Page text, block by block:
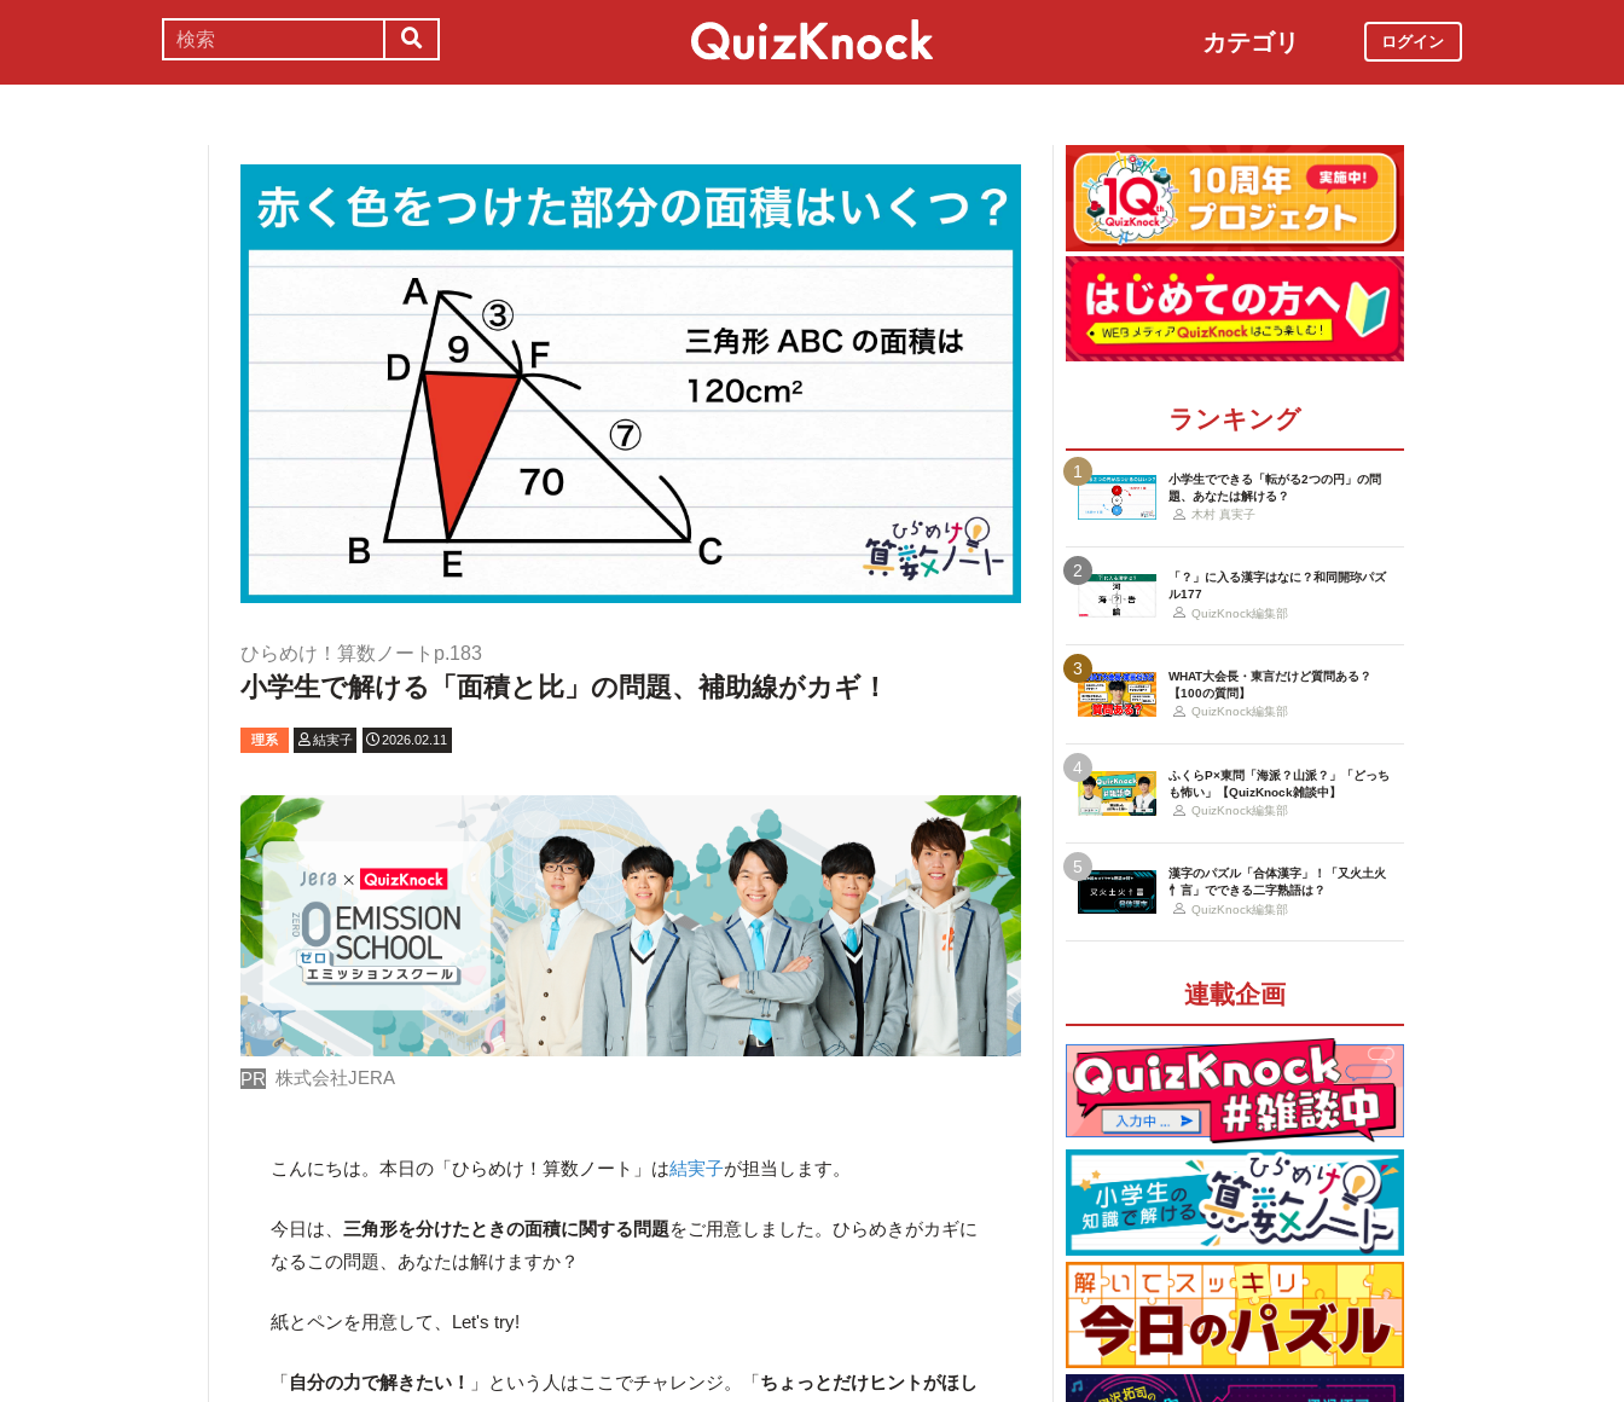
カテゴリ ログイン
ひらめけ！算数ノートp.183
小学生で解ける「面積と比」の問題、補助線がカギ！
理系 結実子 2026.02.11
PR 株式会社JERA
こんにちは。本日の「ひらめけ！算数ノート」は結実子が担当します。
今日は、 三角形を分けたときの面積に関する問題をご用意しました。ひらめきがカギに
なるこの問題、あなたは解けますか？
紙とペンを用意して、Let's try!
「自分の力で解きたい！ 」という人はここでチャレンジ。「ちょっとだけヒントがほし
ランキング
1
小学生でできる「転がる2つの円」の問
題、あなたは解ける？
木村 真実子
2
「？」に入る漢字はなに？和同開珎パズ
ル177
QuizKnock編集部
3
WHAT大会長・東言だけど質問ある？
【100の質問】
QuizKnock編集部
4
ふくらP×東問「海派？山派？」「どっち
も怖い」【QuizKnock雑談中】
QuizKnock編集部
5
漢字のパズル「合体漢字」！「又火土火
忄言」でできる二字熟語は？
QuizKnock編集部
連載企画